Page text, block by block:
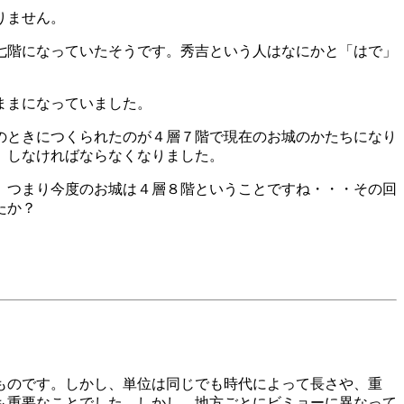
せん。
になっていたそうです。秀吉という人はなにかと「はで」
になっていました。
きにつくられたのが４層７階で現在のお城のかたちになり
なければならなくなりました。
まり今度のお城は４層８階ということですね・・・その回
か？
です。しかし、単位は同じでも時代によって長さや、重